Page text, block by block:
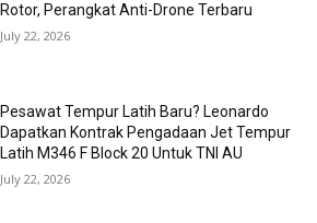
Rotor, Perangkat Anti-Drone Terbaru
July 22, 2026
Pesawat Tempur Latih Baru? Leonardo
Dapatkan Kontrak Pengadaan Jet Tempur
Latih M346 F Block 20 Untuk TNI AU
July 22, 2026